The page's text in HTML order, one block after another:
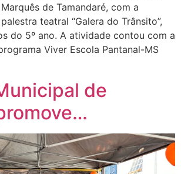
de Tamandaré, com a
teatral “Galera do Trânsito”,
do 5º ano. A atividade contou com a
Viver Escola Pantanal-MS
de